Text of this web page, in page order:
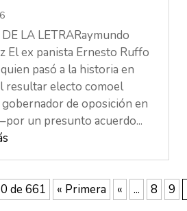
LA LETRARaymundo
El ex panista Ernesto Ruffo
pasó a la historia en
resultar electo comoel
de oposición en
un presunto acuerdo...
de 661 « Primera « ... 8 9